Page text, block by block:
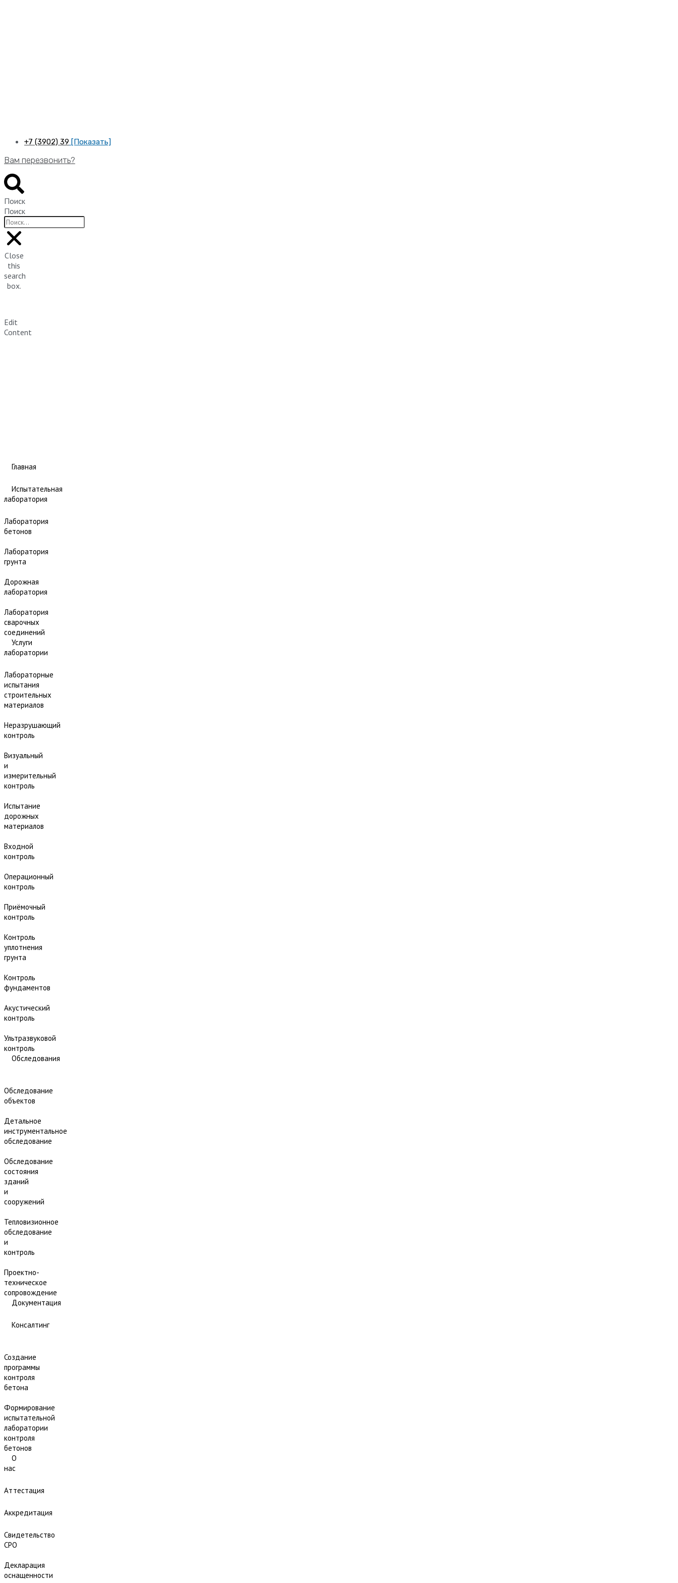
+7 (3902) 39 [Показать]
Вам перезвонить?
Поиск
Поиск
Close
this
search
box.
Edit
Content
Главная
Испытательная
лаборатория
Лаборатория
бетонов
Лаборатория
грунта
Дорожная
лаборатория
Лаборатория
сварочных
соединений
Услуги
лаборатории
Лабораторные
испытания
строительных
материалов
Неразрушающий
контроль
Визуальный
и
измерительный
контроль
Испытание
дорожных
материалов
Входной
контроль
Операционный
контроль
Приёмочный
контроль
Контроль
уплотнения
грунта
Контроль
фундаментов
Акустический
контроль
Ультразвуковой
контроль
Обследования
Обследование
объектов
Детальное
инструментальное
обследование
Обследование
состояния
зданий
и
сооружений
Тепловизионное
обследование
и
контроль
Проектно-
техническое
сопровождение
Документация
Консалтинг
Создание
программы
контроля
бетона
Формирование
испытательной
лаборатории
контроля
бетонов
О
нас
Аттестация
Аккредитация
Свидетельство
СРО
Декларация
оснащенности